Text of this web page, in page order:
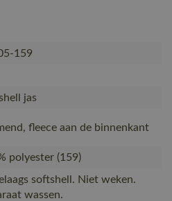
159
jas
fleece aan de binnenkant
polyester (159)
softshell. Niet weken.
wassen.